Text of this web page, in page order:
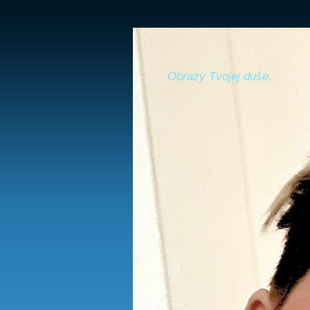
Obrazy Tvojej duše.